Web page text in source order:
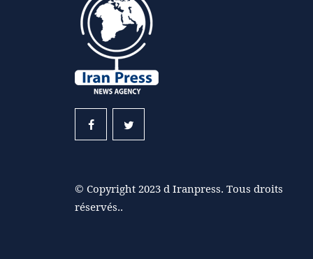
© Copyright 2023 d Iranpress. Tous droits
réservés..